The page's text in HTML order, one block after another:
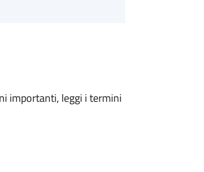
importanti, leggi i termini